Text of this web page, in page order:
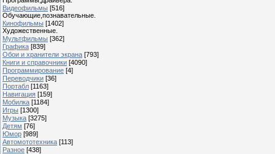
Видеофильмы [516]
Обучающие,познавательные.
Кинофильмы [1402]
Художественные.
Мультфильмы [362]
Графика [839]
Обои и хранители экрана [793]
Книги и справочники [4090]
Программирование [4]
Переводчики [36]
Портабл [1163]
Навигация [159]
Мобилка [1184]
Игры [1300]
Музыка [3275]
Детям [76]
Юмор [989]
Автомототехника [113]
Разное [438]